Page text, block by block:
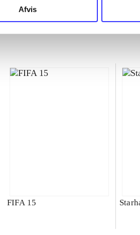
Afvis
FIFA 15